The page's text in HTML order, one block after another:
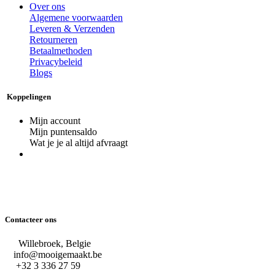
Over ons
Algemene voorwaarden
Leveren & Verzenden
Retourneren
Betaalmethoden
Privacybeleid
Blogs
Koppelingen
Mijn account
Mijn puntensaldo
Wat je je al altijd afvraagt
Contacteer ons
Willebroek, Belgie
info@mooigemaakt.be
+32 3 336 27 59